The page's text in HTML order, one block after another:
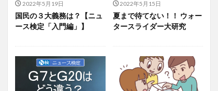
2022年5月19日
国民の３大義務は？【ニュ
ース検定「入門編」】
2022年5月15日
夏まで待てない！！ ウォー
タースライダー大研究